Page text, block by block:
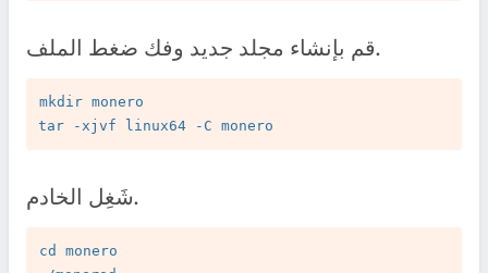
قم بإنشاء مجلد جديد وفك ضغط الملف.
mkdir monero
شَغِل الخادم.
cd monero